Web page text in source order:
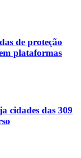
de proteção
plataformas
cidades das 309